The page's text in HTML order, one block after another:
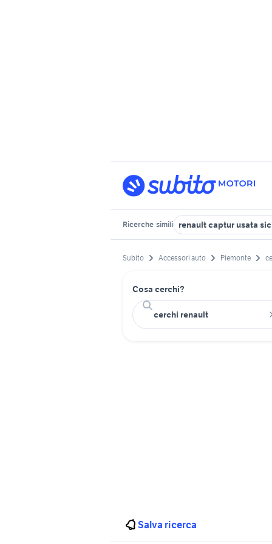
Ricerche simili renault captur usata
Subito Accessori auto Piemonte
Cosa cerchi?
Salva ricerca